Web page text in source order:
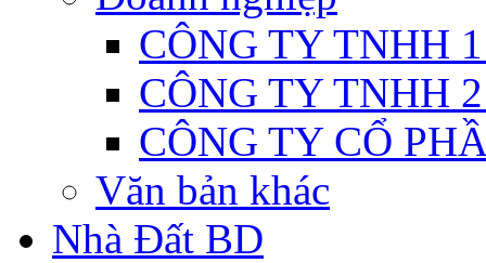
CÔNG TY TNHH
CÔNG TY TNHH
CÔNG TY CỔ
Văn bản khác
Nhà Đất BD